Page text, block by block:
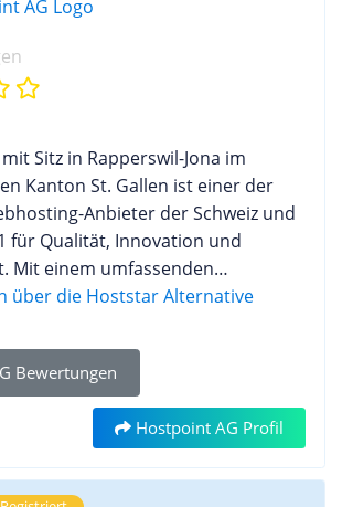
Sitz in Rapperswil-Jona im
Kanton St. Gallen ist einer der
Anbieter der Schweiz und
für Qualität, Innovation und
Mit einem umfassenden
das von Webhosting und
bis hin zu E-Mail-
Hosting reicht, bietet
Lösungen für kleine
Internetprojekte. Mittlerweile kann
nicht nur auf mehr als 23 Jahre
auch auf einen robusten
mit mehr als 1.100.000 verwalteten
über die Hoststar Alternative
Bewertungen
Hostpoint AG Profil